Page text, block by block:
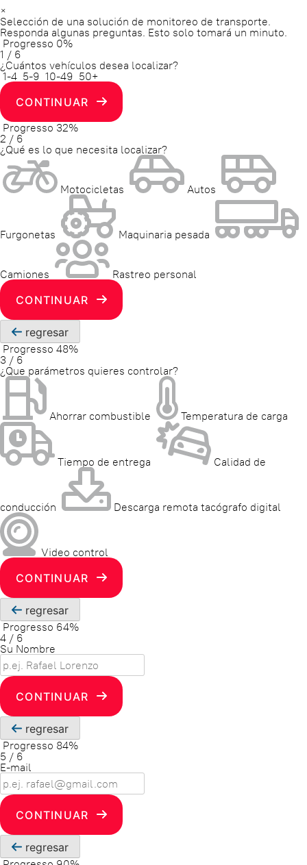
×
Selección de una solución de monitoreo de transporte.
Responda algunas preguntas. Esto solo tomará un minuto.
Progresso 0%
1 / 6
¿Cuántos vehículos desea localizar?
1-4 5-9 10-49 50+
CONTINUAR
Progresso 32%
2 / 6
¿Qué es lo que necesita localizar?
Motocicletas Autos
Furgonetas Maquinaria pesada
Camiones
Rastreo personal
CONTINUAR
regresar
Progresso 48%
3 / 6
¿Que parámetros quieres controlar?
Ahorrar combustible Temperatura de carga
Tiempo de entrega Calidad de
conducción Descarga remota tacógrafo digital
Video control
CONTINUAR
regresar
Progresso 64%
4 / 6
Su Nombre
CONTINUAR
regresar
Progresso 84%
5 / 6
E-mail
CONTINUAR
regresar